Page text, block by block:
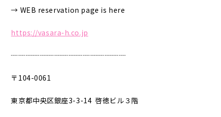
→ WEB reservation page is here
https://vasara-h.co.jp
┈┈┈┈┈┈┈┈┈┈┈┈┈┈┈┈
〒104-0061
東京都中央区銀座3-3-14 啓徳ビル３階